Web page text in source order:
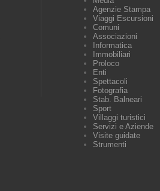
Agenzie Stampa
Viaggi Escursioni
Comuni
Associazioni
Informatica
Immobiliari
Proloco
Enti
Spettacoli
Fotografia
Stab. Balneari
Sport
Villaggi turistici
Servizi e Aziende
Visite guidate
Strumenti